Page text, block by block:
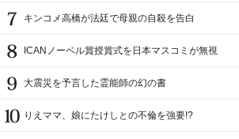
キンコメ高橋が法廷で母親の自殺を告白
ICANノーベル賞授賞式を日本マスコミが無視
大震災を予言した霊能師の幻の書
りえママ、娘にたけしとの不倫を強要!?